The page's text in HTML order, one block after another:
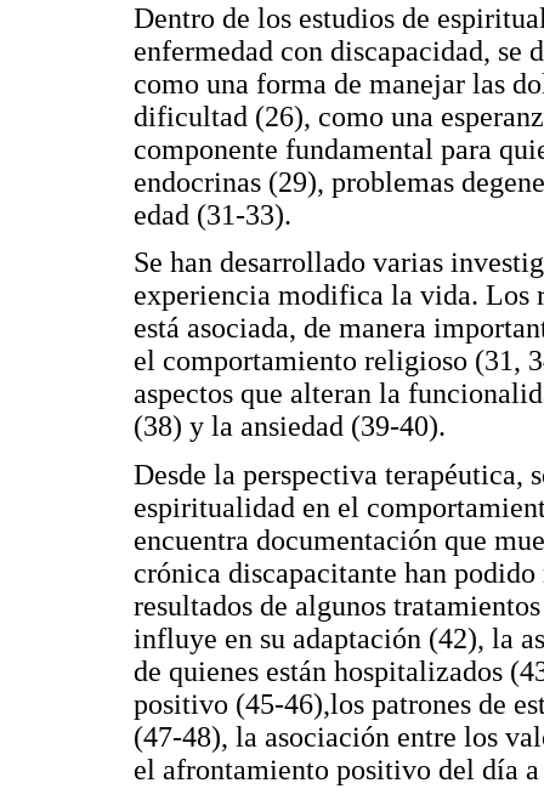
Dentro de los estudios de
enfermedad con discapacidad, se
como una forma de manejar las
dificultad (26), como una
componente fundamental para
endocrinas (29), problemas
edad (31-33).
Se han desarrollado varias
experiencia modifica la vida. Los
está asociada, de manera
el comportamiento religioso (31,
aspectos que alteran la
(38) y la ansiedad (39-40).
Desde la perspectiva terapéutica,
espiritualidad en el
encuentra documentación que
crónica discapacitante han
resultados de algunos
influye en su adaptación (42), la
de quienes están hospitalizados
positivo (45-46),los patrones de
(47-48), la asociación entre los
el afrontamiento positivo del día